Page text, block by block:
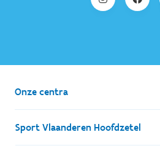
Onze centra
Sport Vlaanderen Hoofdzetel